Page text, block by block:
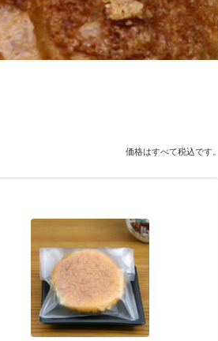
価格はすべて税込です。